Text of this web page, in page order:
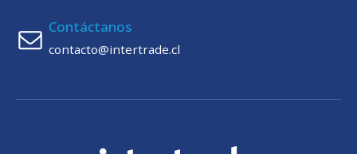
Contáctanos
contacto@intertrade.cl